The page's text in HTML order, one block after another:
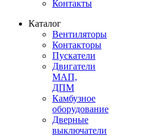
Контакты
Каталог
Вентиляторы
Контакторы
Пускатели
Двигатели
МАП,
ДПМ
Камбузное
оборудование
Дверные
выключатели